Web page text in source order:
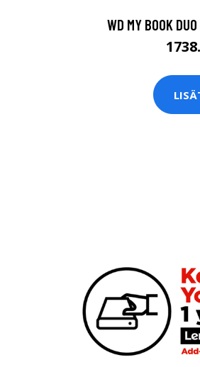
WD MY BOOK